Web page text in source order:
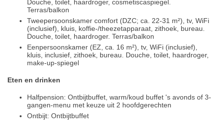
Douche, toilet, haardroger, cosmetiscaspiegel.
Terras/balkon
Tweepersoonskamer comfort (DZC; ca. 22-31 m²), tv, WiFi
(inclusief), kluis, koffie-/theezetapparaat, zithoek, bureau.
Douche, toilet, haardroger. Terras/balkon
Eenpersoonskamer (EZ, ca. 16 m²), tv, WiFi (inclusief),
kluis, inclusief, zithoek, bureau. Douche, toilet, haardroger,
make-up-spiegel
Eten en drinken
Halfpension: Ontbijtbuffet, warm/koud buffet 's avonds of 3-
gangen-menu met keuze uit 2 hoofdgerechten
Ontbijt: Ontbijtbuffet